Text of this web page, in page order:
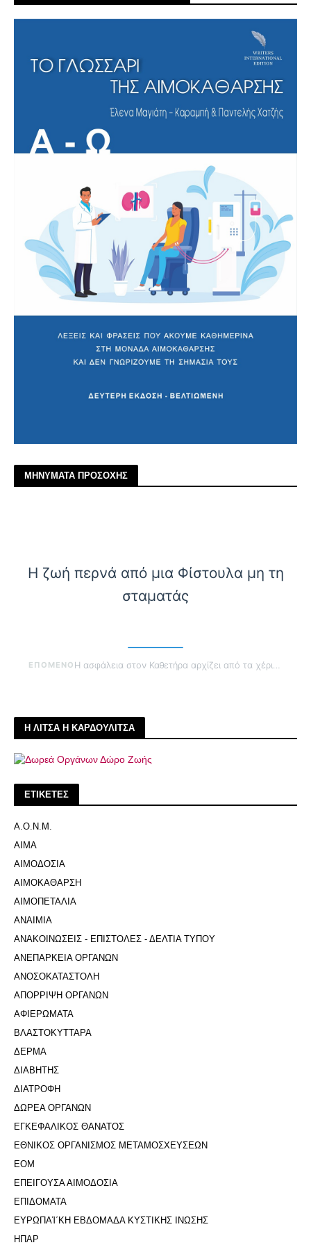
ΜΗΝΥΜΑΤΑ ΠΡΟΣΟΧΗΣ
Η ζωή περνά από μια Φίστουλα μη τη
σταματάς
ΕΠΟΜΕΝΟ Η ασφάλεια στον Καθετήρα αρχίζει από τα χέρια σου
Η ΛΙΤΣΑ Η ΚΑΡΔΟΥΛΙΤΣΑ
ΕΤΙΚΕΤΕΣ
Α.Ο.Ν.Μ.
ΑΙΜΑ
ΑΙΜΟΔΟΣΙΑ
ΑΙΜΟΚΑΘΑΡΣΗ
ΑΙΜΟΠΕΤΑΛΙΑ
ΑΝΑΙΜΙΑ
ΑΝΑΚΟΙΝΩΣΕΙΣ - ΕΠΙΣΤΟΛΕΣ - ΔΕΛΤΙΑ ΤΥΠΟΥ
ΑΝΕΠΑΡΚΕΙΑ ΟΡΓΑΝΩΝ
ΑΝΟΣΟΚΑΤΑΣΤΟΛΗ
ΑΠΟΡΡΙΨΗ ΟΡΓΑΝΩΝ
ΑΦΙΕΡΩΜΑΤΑ
ΒΛΑΣΤΟΚΥΤΤΑΡΑ
ΔΕΡΜΑ
ΔΙΑΒΗΤΗΣ
ΔΙΑΤΡΟΦΗ
ΔΩΡΕΑ ΟΡΓΑΝΩΝ
ΕΓΚΕΦΑΛΙΚΟΣ ΘΑΝΑΤΟΣ
ΕΘΝΙΚΟΣ ΟΡΓΑΝΙΣΜΟΣ ΜΕΤΑΜΟΣΧΕΥΣΕΩΝ
ΕΟΜ
ΕΠΕΙΓΟΥΣΑ ΑΙΜΟΔΟΣΙΑ
ΕΠΙΔΟΜΑΤΑ
ΕΥΡΩΠΑΊ΄ΚΗ ΕΒΔΟΜΑΔΑ ΚΥΣΤΙΚΗΣ ΙΝΩΣΗΣ
ΗΠΑΡ